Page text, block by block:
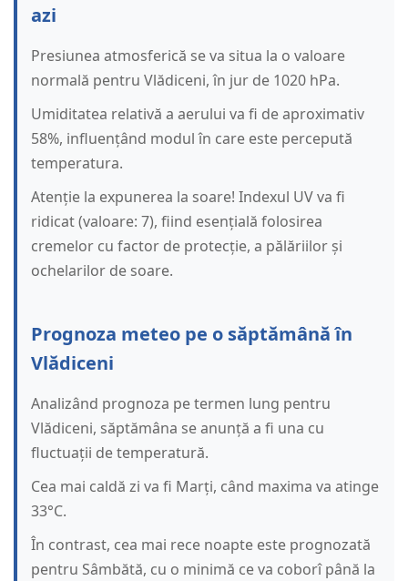
azi
Presiunea atmosferică se va situa la o valoare
normală pentru Vlădiceni, în jur de 1020 hPa.
Umiditatea relativă a aerului va fi de aproximativ
58%, influențând modul în care este percepută
temperatura.
Atenție la expunerea la soare! Indexul UV va fi
ridicat (valoare: 7), fiind esențială folosirea
cremelor cu factor de protecție, a pălăriilor și
ochelarilor de soare.
Prognoza meteo pe o săptămână în
Vlădiceni
Analizând prognoza pe termen lung pentru
Vlădiceni, săptămâna se anunță a fi una cu
fluctuații de temperatură.
Cea mai caldă zi va fi Marți, când maxima va atinge
33°C.
În contrast, cea mai rece noapte este prognozată
pentru Sâmbătă, cu o minimă ce va coborî până la